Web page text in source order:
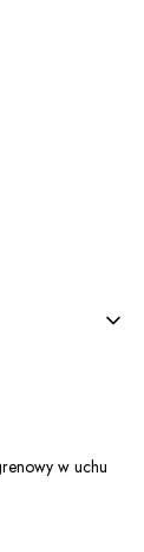
w uchu